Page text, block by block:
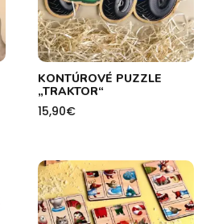
KONTÚROVÉ PUZZLE
„TRAKTOR“
15,90€